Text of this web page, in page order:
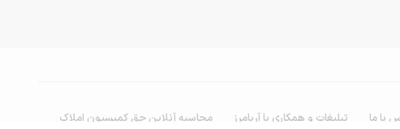
با ما تبلیغات و همکاری با آریامرز محاسبه آنلاین حق کمیسیون املاک